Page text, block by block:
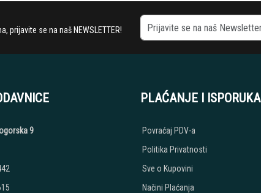
se na naš NEWSLETTER!
9
PLAĆANJE I ISPORUKA
Povraćaj PDV-a
Politika Privatnosti
Sve o Kupovini
Načini Plaćanja